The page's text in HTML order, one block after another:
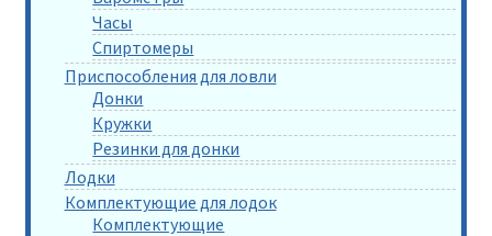
Часы
Спиртомеры
Приспособления для ловли
Донки
Кружки
Резинки для донки
Лодки
Комплектующие для лодок
Комплектующие